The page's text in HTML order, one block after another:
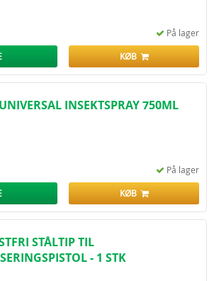
På lager
KØB
INSEKTSPRAY 750ML
På lager
KØB
STÅLTIP TIL
- 1 STK